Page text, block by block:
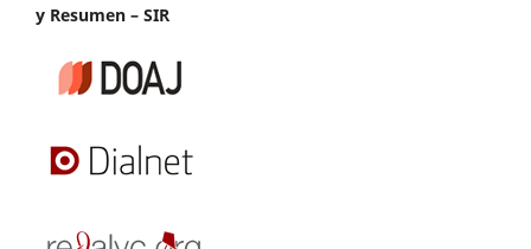
y Resumen – SIR